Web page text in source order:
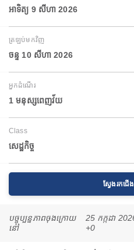
អាទិត្យ 9 សីហា 2026
ត្រឡប់មកវិញ
ចន្ទ 10 សីហា 2026
អ្នកដំណើរ
1 មនុស្សពេញវ័យ
Class
សេដ្ឋកិច្ច
ស្វែងរកជើ
បច្ចុប្បន្នភាពចុងក្រោយ
នៅ
25 កក្កដា
+0